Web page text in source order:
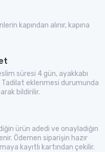
kapından alınır, kapına
süresi 4 gün, ayakkabı
Tadilat eklenmesi durumunda
bildirilir.
ürün adedi ve onayladığın
Ödemen siparişin hazır
kayıtlı kartından çekilir.